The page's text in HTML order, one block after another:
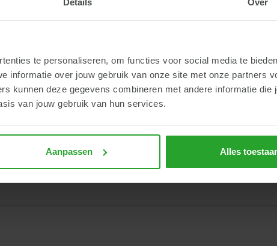
Details Over
te personaliseren, om functies voor social media te
informatie over jouw gebruik van onze site met onze partners
kunnen deze gegevens combineren met andere informatie die
van jouw gebruik van hun services.
Aanpassen Alles
Toepassen op kleine rupsen en onder
jas de boomgaard in kan.
een beperkte duurwerking hebben door de afbraak van UV-
noodzakelijk. Herhaal minimaal één keer met zeven dagen